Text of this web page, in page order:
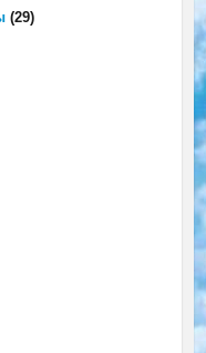
(29)